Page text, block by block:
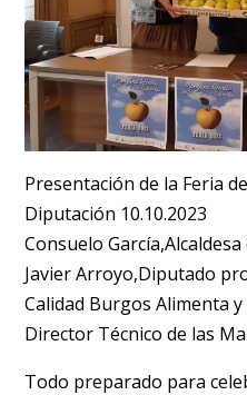
Presentación de la Feria
Diputación 10.10.2023
Consuelo
Javier Arroyo,Diputado
Calidad Burgos Alimenta
Director Técnico de las
Todo preparado para